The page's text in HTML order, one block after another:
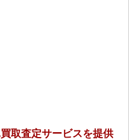
取査定サービスを提供